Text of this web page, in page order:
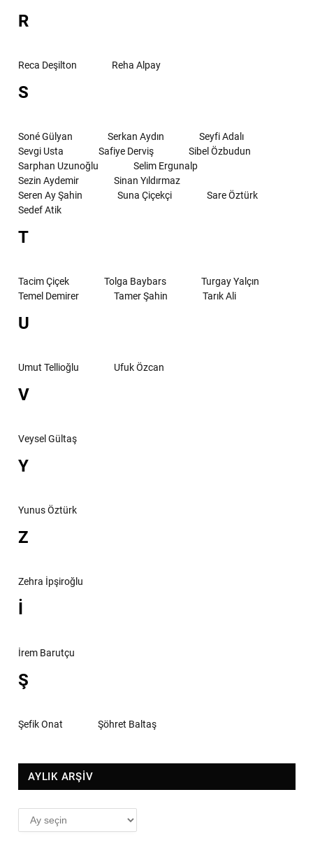
R
Reca Deşilton Reha Alpay
S
Soné Gülyan Serkan Aydın
Seyfi Adalı
Sevgi Usta
Safiye Derviş
Sibel Özbudun
Sarphan Uzunoğlu
Selim Ergunalp
Sezin Aydemir
Sinan Yıldırmaz
Seren Ay Şahin
Suna Çiçekçi
Sare Öztürk
Sedef Atik
T
Tacim Çiçek Tolga Baybars
Turgay Yalçın
Temel Demirer
Tamer Şahin Tarık Ali
U
Umut Tellioğlu Ufuk Özcan
V
Veysel Gültaş
Y
Yunus Öztürk
Z
Zehra İpşiroğlu
İ
İrem Barutçu
Ş
Şefik Onat Şöhret Baltaş
AYLIK ARŞİV
AYLIK
ARŞİV